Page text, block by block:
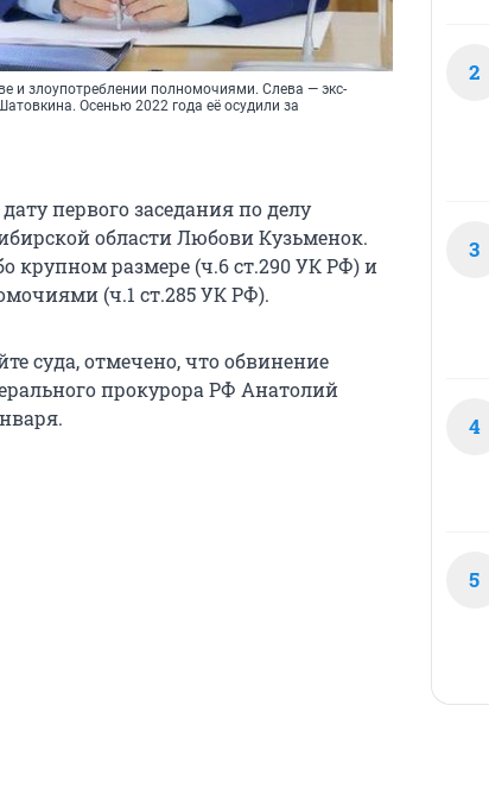
и злоупотреблении полномочиями. Слева — экс-
Осенью 2022 года её осудили за
первого заседания по делу
области Любови Кузьменок.
крупном размере (ч.6 ст.290 УК РФ) и
(ч.1 ст.285 УК РФ).
суда, отмечено, что обвинение
прокурора РФ Анатолий
2
3
4
5